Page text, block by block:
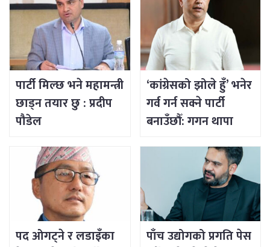
पार्टी मिल्छ भने महामन्त्री
छाड्न तयार छु : प्रदीप
पौडेल
‘कांग्रेसको झोले हुँ’ भनेर
गर्व गर्न सक्ने पार्टी
बनाउँछौँ: गगन थापा
पद ओगट्ने र लडाइँका
पाँच उद्योगको प्रगति पेस